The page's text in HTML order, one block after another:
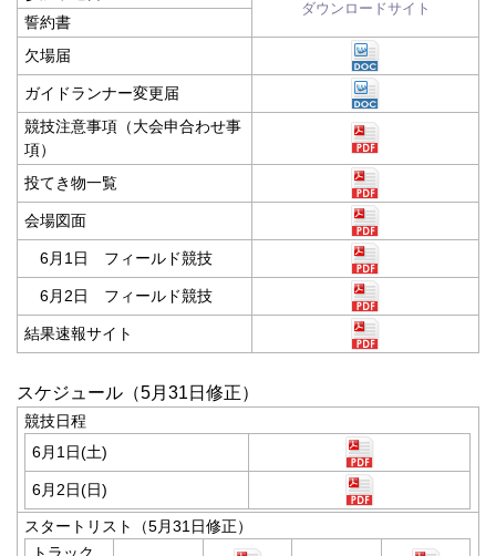
ダウンロードサイト
誓約書
欠場届
ガイドランナー変更届
競技注意事項（大会申合わせ事
項）
投てき物一覧
会場図面
6月1日 フィールド競技
6月2日 フィールド競技
結果速報サイト
スケジュール（5月31日修正）
競技日程
6月1日(土)
6月2日(日)
スタートリスト（5月31日修正）